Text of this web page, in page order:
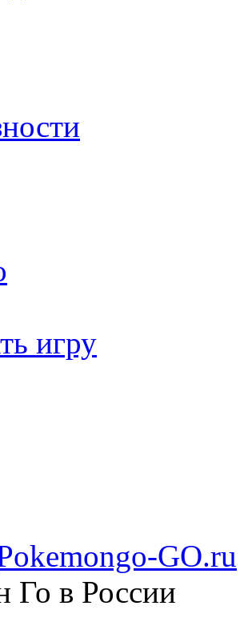
игру
GO.ru
Го в России